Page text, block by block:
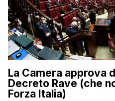
La Camera approva
Decreto Rave (che
Forza Italia)